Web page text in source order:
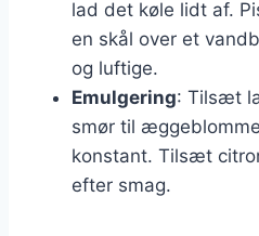
lad det køle lidt af.
en skål over et
og luftige.
Emulgering: Tilsæt
smør til
konstant. Tilsæt
efter smag.